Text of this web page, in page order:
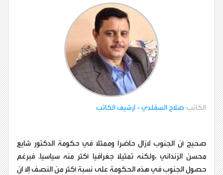
الكاتب: صلاح السقلدي- ارشيف الكاتب
صحيح أن الجنوب لازال حاضرا وممثَلا في حكومة الدكتور شايع
محسن الزنداني ،ولكنه تمثيلا جغرافيا أكثر منه سياسيا. فبرغم
حصول الجنوب في هذه الحكومة على نسبة أكثر من النصف إلا ان